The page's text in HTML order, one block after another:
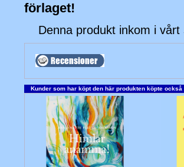
förlaget!
Denna produkt inkom i
Kunder som har köpt den här produkten köpte också